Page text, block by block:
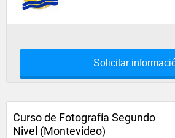
Solicitar
Curso de Fotografía Segundo
Nivel (Montevideo)